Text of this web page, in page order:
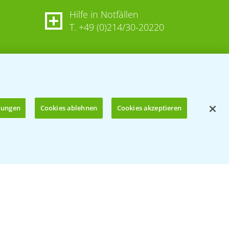
Hilfe in Notfällen
T. +49 (0)214/30-20220
Cookies ablehnen Cookies akzeptieren